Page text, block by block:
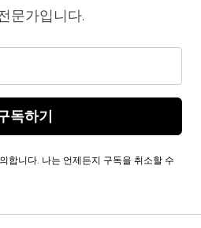
문가입니다.
독하기
합니다. 나는 언제든지 구독을 취소할 수